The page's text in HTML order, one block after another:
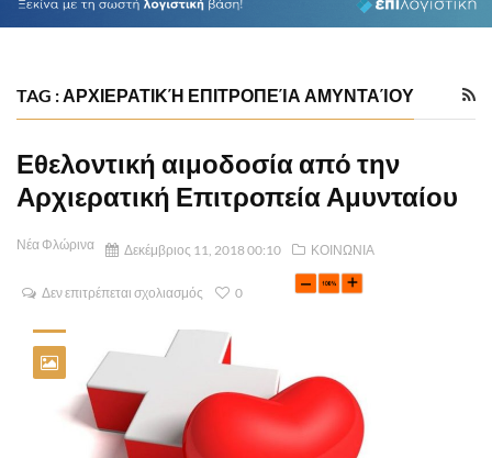
TAG : ΑΡΧΙΕΡΑΤΙΚΉ ΕΠΙΤΡΟΠΕΊΑ ΑΜΥΝΤΑΊΟΥ
Εθελοντική αιμοδοσία από την
Αρχιερατική Επιτροπεία Αμυνταίου
Νέα Φλώρινα Δεκέμβριος 11, 2018 00:10 ΚΟΙΝΩΝΙΑ
Δεν επιτρέπεται σχολιασμός 0